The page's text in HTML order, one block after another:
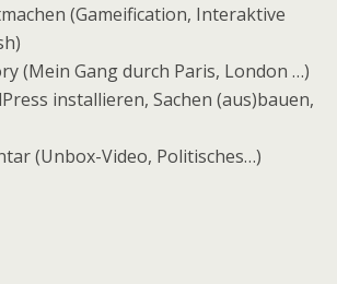
(Gameification, Interaktive
(Mein Gang durch Paris, London …)
installieren, Sachen (aus)bauen,
(Unbox-Video, Politisches…)